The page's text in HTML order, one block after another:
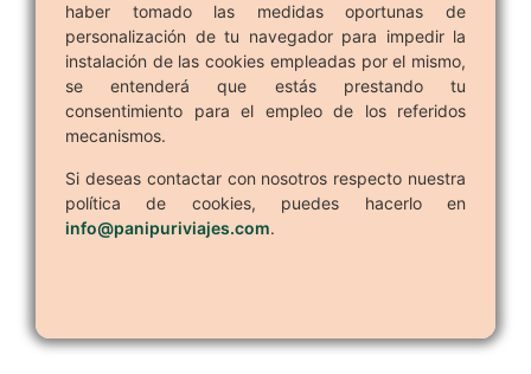
haber tomado las medidas oportunas de
personalización de tu navegador para impedir la
instalación de las cookies empleadas por el mismo,
se entenderá que estás prestando tu
consentimiento para el empleo de los referidos
mecanismos.
Si deseas contactar con nosotros respecto nuestra
política de cookies, puedes hacerlo en
info@panipuriviajes.com.